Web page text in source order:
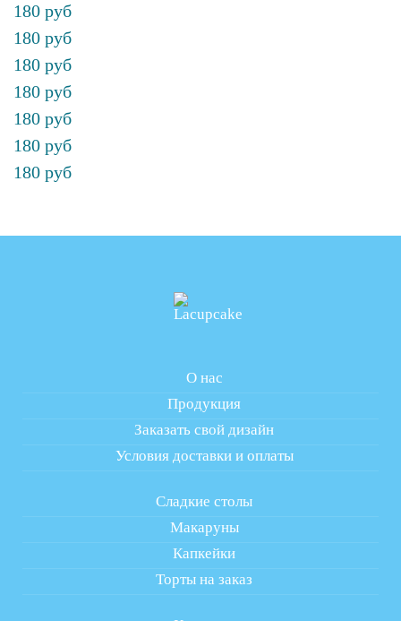
180 руб
180 руб
180 руб
180 руб
180 руб
180 руб
180 руб
О нас
Продукция
Заказать свой дизайн
Условия доставки и оплаты
Сладкие столы
Макаруны
Капкейки
Торты на заказ